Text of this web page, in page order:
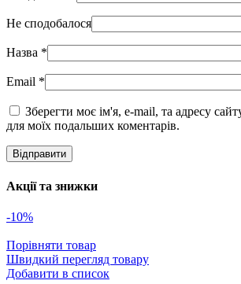
Не сподобалося
Назва *
Email *
Зберегти моє ім'я, e-mail, та адресу
для моїх подальших коментарів.
Акції та знижки
-10%
Порівняти товар
Швидкий перегляд товару
Добавити в список